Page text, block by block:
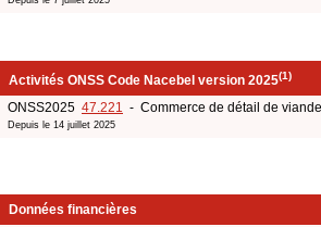
Activités ONSS Code Nacebel version 2025(1)
ONSS2025 47.221 - Commerce de détail de
Depuis le 14 juillet 2025
Données financières